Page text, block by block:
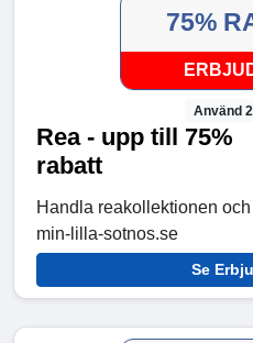
75%
Använd
Rea - upp till 75%
rabatt
Handla reakollektionen
min-lilla-sotnos.se
Se